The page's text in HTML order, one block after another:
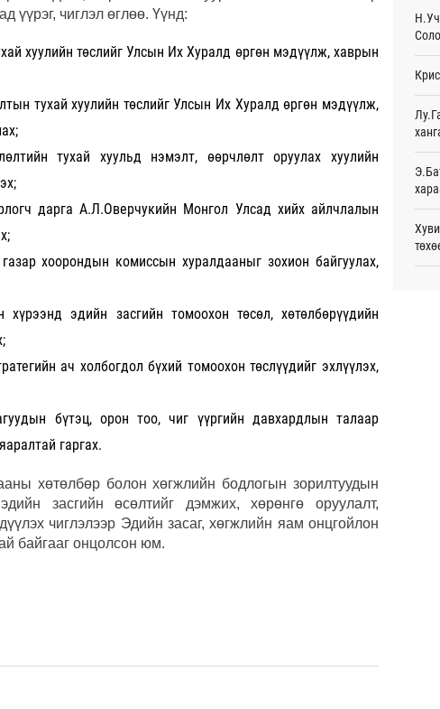
үүрэг, чиглэл өглөө. Үүнд:
хуулийн төслийг Улсын Их Хуралд өргөн мэдүүлж, хаврын
тухай хуулийн төслийг Улсын Их Хуралд өргөн мэдүүлж,
тухай хуульд нэмэлт, өөрчлөлт оруулах хуулийн
дарга А.Л.Оверчукийн Монгол Улсад хийх айлчлалын
хоорондын комиссын хуралдааныг зохион байгуулах,
эдийн засгийн томоохон төсөл, хөтөлбөрүүдийн
ач холбогдол бүхий томоохон төслүүдийг эхлүүлэх,
бүтэц, орон тоо, чиг үүргийн давхардлын талаар
гаргах.
хөтөлбөр болон хөгжлийн бодлогын зорилтуудын
засгийн өсөлтийг дэмжих, хөрөнгө оруулалт,
чиглэлээр Эдийн засаг, хөгжлийн яам онцгойлон
байгааг онцолсон юм.